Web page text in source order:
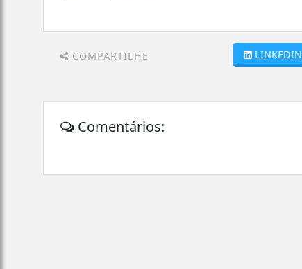
COMPARTILHE LINKEDIN
Comentários: